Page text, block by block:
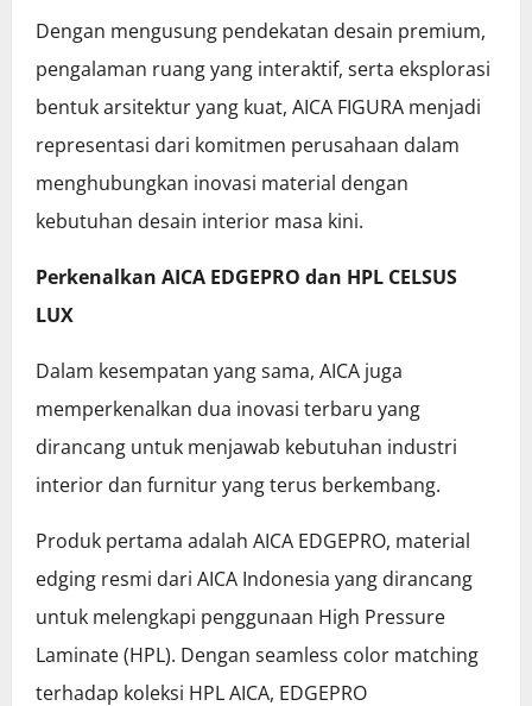
Dengan mengusung pendekatan desain premium,
pengalaman ruang yang interaktif, serta eksplorasi
bentuk arsitektur yang kuat, AICA FIGURA menjadi
representasi dari komitmen perusahaan dalam
menghubungkan inovasi material dengan
kebutuhan desain interior masa kini.
Perkenalkan AICA EDGEPRO dan HPL CELSUS
LUX
Dalam kesempatan yang sama, AICA juga
memperkenalkan dua inovasi terbaru yang
dirancang untuk menjawab kebutuhan industri
interior dan furnitur yang terus berkembang.
Produk pertama adalah AICA EDGEPRO, material
edging resmi dari AICA Indonesia yang dirancang
untuk melengkapi penggunaan High Pressure
Laminate (HPL). Dengan seamless color matching
terhadap koleksi HPL AICA, EDGEPRO